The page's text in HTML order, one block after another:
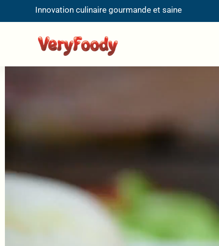
Innovation culinaire gourmande et saine